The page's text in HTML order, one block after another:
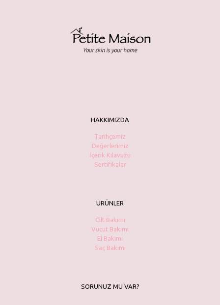
HAKKIMIZDA
Tarihçemiz
Değerlerimiz
İçerik Kılavuzu
Sertifikalar
ÜRÜNLER
Cilt Bakımı
Vücut Bakımı
El Bakımı
Saç Bakımı
SORUNUZ MU VAR?